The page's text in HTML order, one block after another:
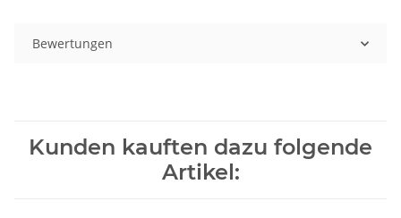
Bewertungen
Kunden kauften dazu folgende
Artikel: